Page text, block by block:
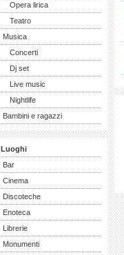
Opera lirica
Teatro
Musica
Concerti
Dj set
Live music
Nightlife
Bambini e ragazzi
Luoghi
Bar
Cinema
Discoteche
Enoteca
Librerie
Monumenti